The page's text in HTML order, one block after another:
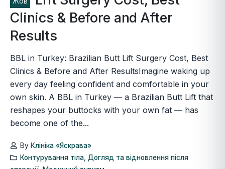
Clinics & Before and After
Results
BBL in Turkey: Brazilian Butt Lift Surgery Cost, Best
Clinics & Before and After ResultsImagine waking up
every day feeling confident and comfortable in your
own skin. A BBL in Turkey — a Brazilian Butt Lift that
reshapes your buttocks with your own fat — has
become one of the...
By Клініка «Яскрава»
Контурування тіла, Догляд та відновлення після